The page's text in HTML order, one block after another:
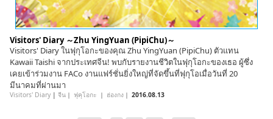
Visitors' Diary ～Zhu YingYuan (PipiChu)～
Visitors' Diary ในฟุกุโอกะของคุณ Zhu YingYuan (PipiChu) ตัวแทน
Kawaii Taishi จากประเทศจีน! พบกับรายงานชีวิตในฟุกุโอกะของเธอ ผู้ซึ่ง
เคยเข้าร่วมงาน FACo งานแฟร์ชั่นยิ่งใหญ่ที่จัดขึ้นที่ฟุกุโอเมื่อวันที่ 20
มีนาคมที่ผ่านมา
Visitors' Diary| จีน｜ ฟุคุโอกะ ｜ ฮ่องกง｜ 2016.08.13